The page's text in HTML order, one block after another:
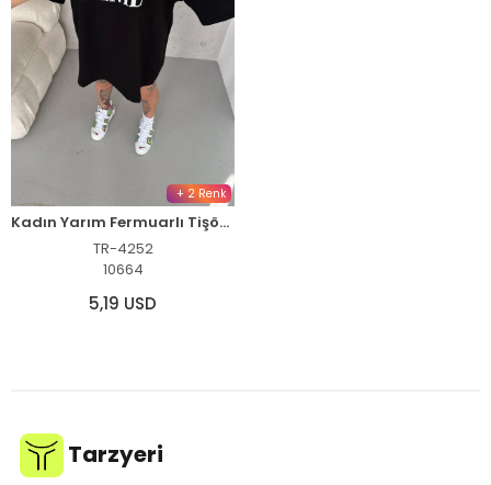
+ 2 Renk
Kadın Yarım Fermuarlı Tişört Baskılı T-Shirt - Siyah
TR-4252
10664
5,19 USD
Tarzyeri